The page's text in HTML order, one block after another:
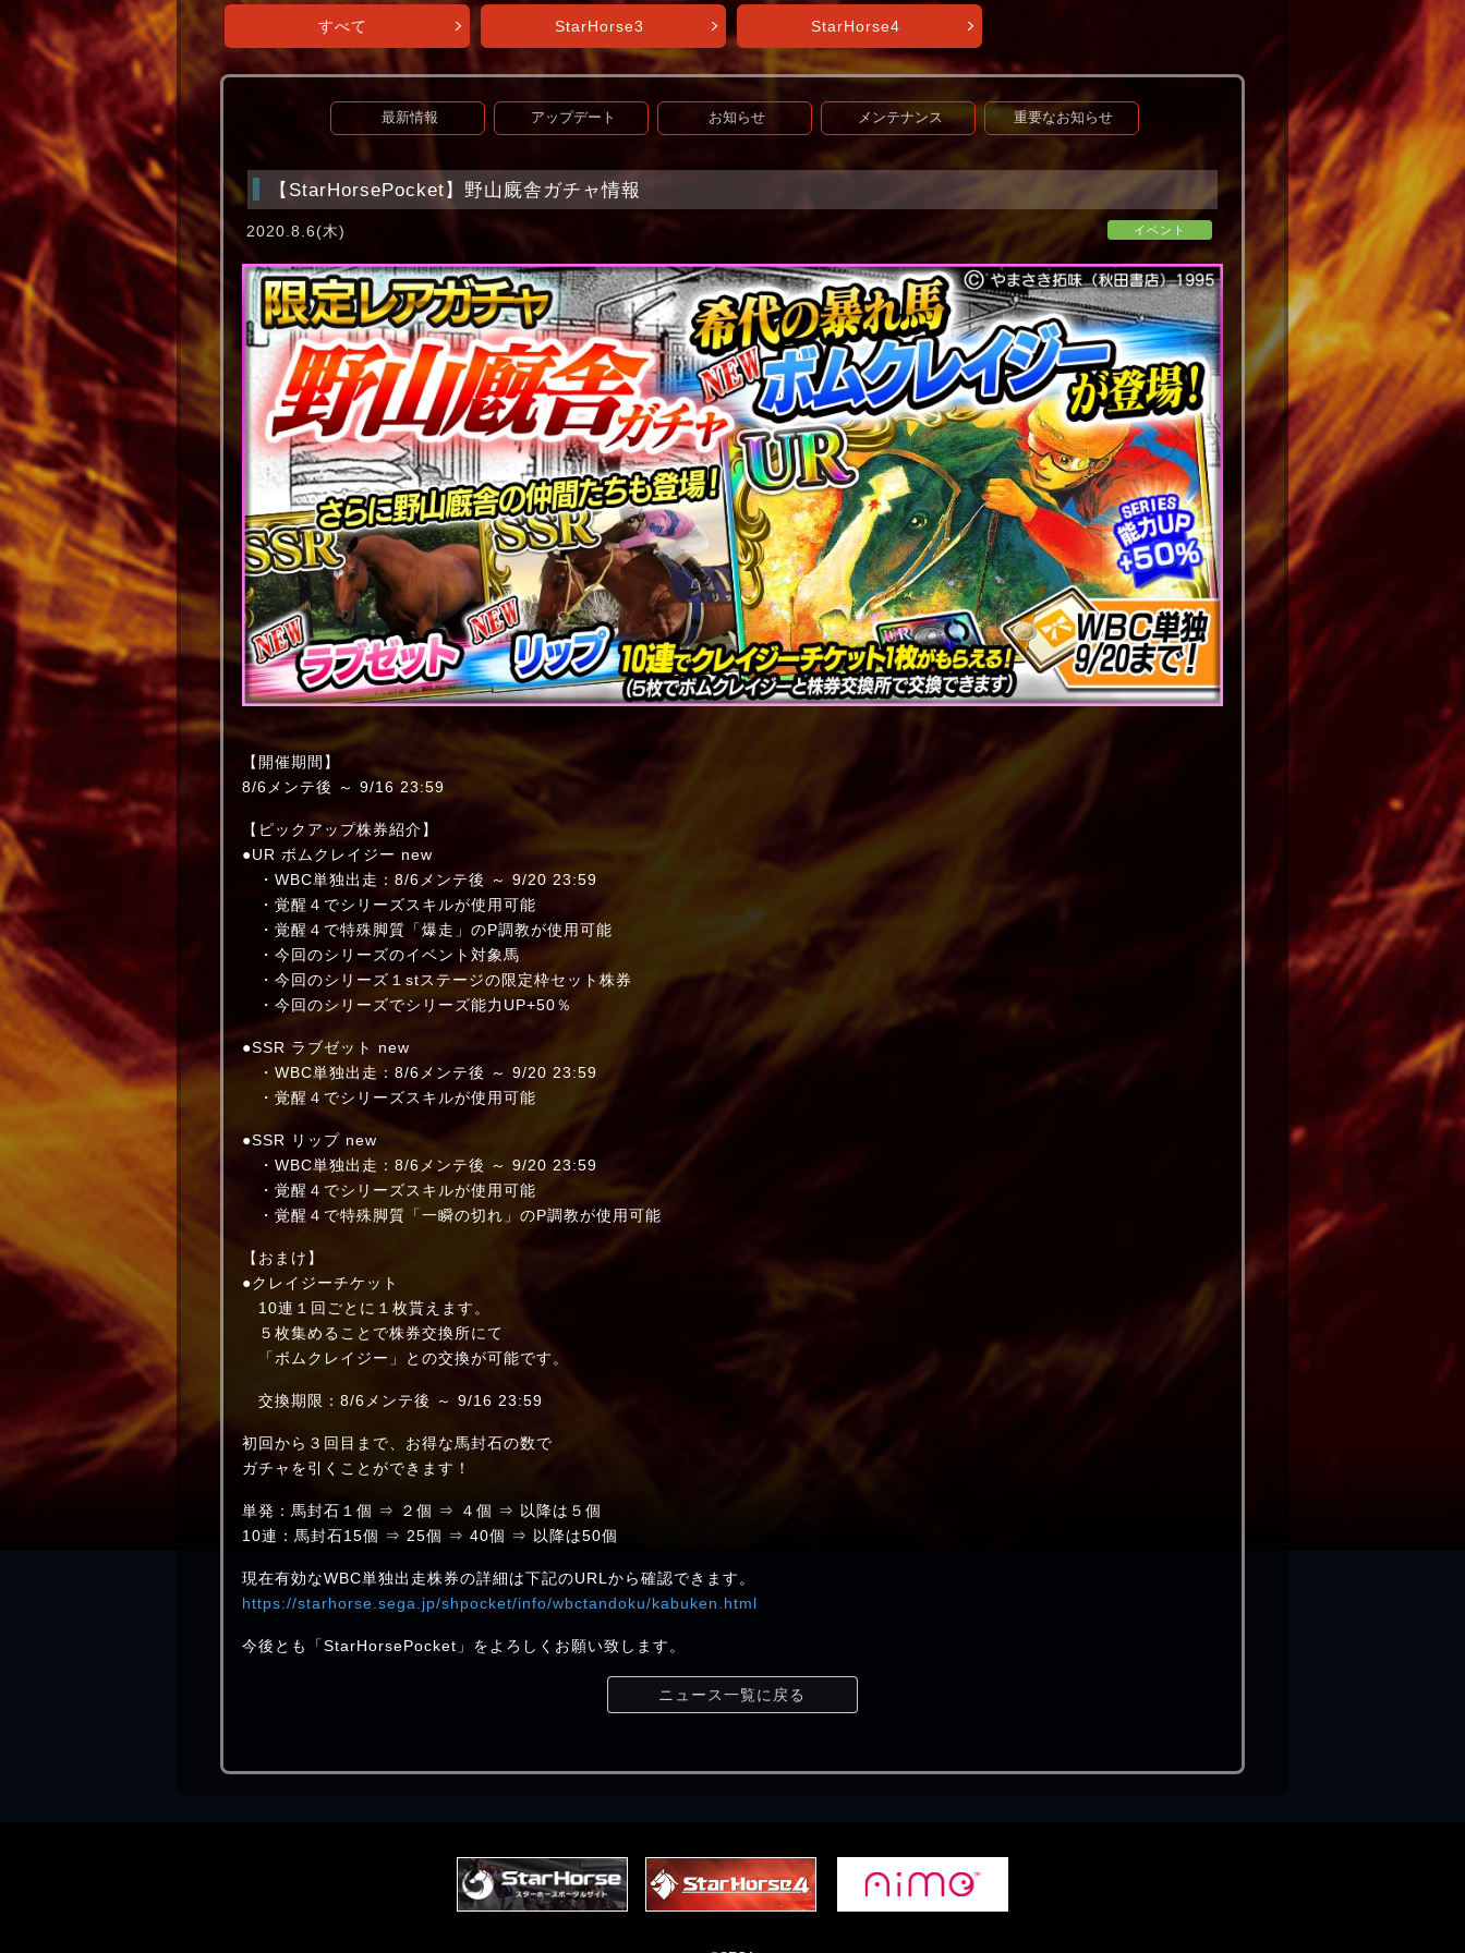
すべて StarHorse3 StarHorse4
最新情報 アップデート お知らせ メンテナンス 重要なお知らせ
【StarHorsePocket】野山廐舎ガチャ情報
イベント
2020.8.6(木)
【開催期間】
8/6メンテ後 ～ 9/16 23:59
【ピックアップ株券紹介】
●UR ボムクレイジー new
・WBC単独出走：8/6メンテ後 ～ 9/20 23:59
・覚醒４でシリーズスキルが使用可能
・覚醒４で特殊脚質「爆走」のP調教が使用可能
・今回のシリーズのイベント対象馬
・今回のシリーズ１stステージの限定枠セット株券
・今回のシリーズでシリーズ能力UP+50％
●SSR ラブゼット new
・WBC単独出走：8/6メンテ後 ～ 9/20 23:59
・覚醒４でシリーズスキルが使用可能
●SSR リップ new
・WBC単独出走：8/6メンテ後 ～ 9/20 23:59
・覚醒４でシリーズスキルが使用可能
・覚醒４で特殊脚質「一瞬の切れ」のP調教が使用可能
【おまけ】
●クレイジーチケット
10連１回ごとに１枚貰えます。
５枚集めることで株券交換所にて
「ボムクレイジー」との交換が可能です。
交換期限：8/6メンテ後 ～ 9/16 23:59
初回から３回目まで、お得な馬封石の数で
ガチャを引くことができます！
単発：馬封石１個 ⇒ ２個 ⇒ ４個 ⇒ 以降は５個
10連：馬封石15個 ⇒ 25個 ⇒ 40個 ⇒ 以降は50個
現在有効なWBC単独出走株券の詳細は下記のURLから確認できます。
https://starhorse.sega.jp/shpocket/info/wbctandoku/kabuken.html
今後とも「StarHorsePocket」をよろしくお願い致します。
ニュース一覧に戻る